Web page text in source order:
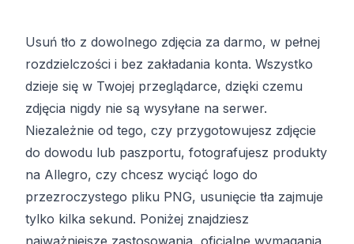
Usuń tło z dowolnego zdjęcia za darmo, w pełnej
rozdzielczości i bez zakładania konta. Wszystko
dzieje się w Twojej przeglądarce, dzięki czemu
zdjęcia nigdy nie są wysyłane na serwer.
Niezależnie od tego, czy przygotowujesz zdjęcie
do dowodu lub paszportu, fotografujesz produkty
na Allegro, czy chcesz wyciąć logo do
przezroczystego pliku PNG, usunięcie tła zajmuje
tylko kilka sekund. Poniżej znajdziesz
najważniejsze zastosowania, oficjalne wymagania